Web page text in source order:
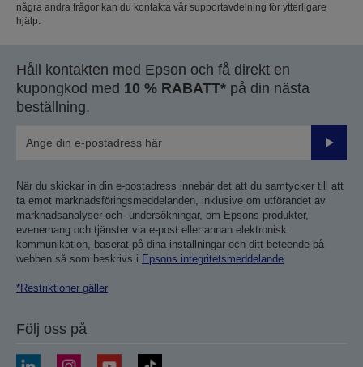
några andra frågor kan du kontakta vår supportavdelning för ytterligare
hjälp.
Håll kontakten med Epson och få direkt en
kupongkod med 10 % RABATT* på din nästa
beställning.
Skicka
När du skickar in din e-postadress innebär det att du samtycker till att
ta emot marknadsföringsmeddelanden, inklusive om utförandet av
marknadsanalyser och -undersökningar, om Epsons produkter,
evenemang och tjänster via e-post eller annan elektronisk
kommunikation, baserat på dina inställningar och ditt beteende på
webben så som beskrivs i Epsons integritetsmeddelande
*Restriktioner gäller
Följ oss på